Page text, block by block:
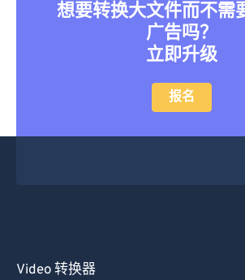
想要转换大文件而不需
广告吗？
立即升级
报名
Video 转换器